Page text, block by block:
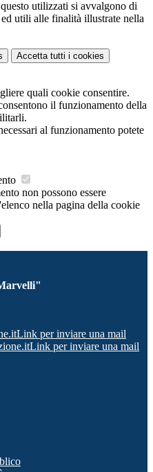
utilizzati si avvalgono di
utili alle finalità illustrate nella
Accetta tutti i cookies
quali cookie consentire.
il funzionamento della
al funzionamento potete
non possono essere
nella pagina della cookie
Link per inviare una mail
Link per inviare una mail